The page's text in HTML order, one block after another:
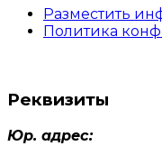
Разместить
Политика
Реквизиты
Юр. адрес: